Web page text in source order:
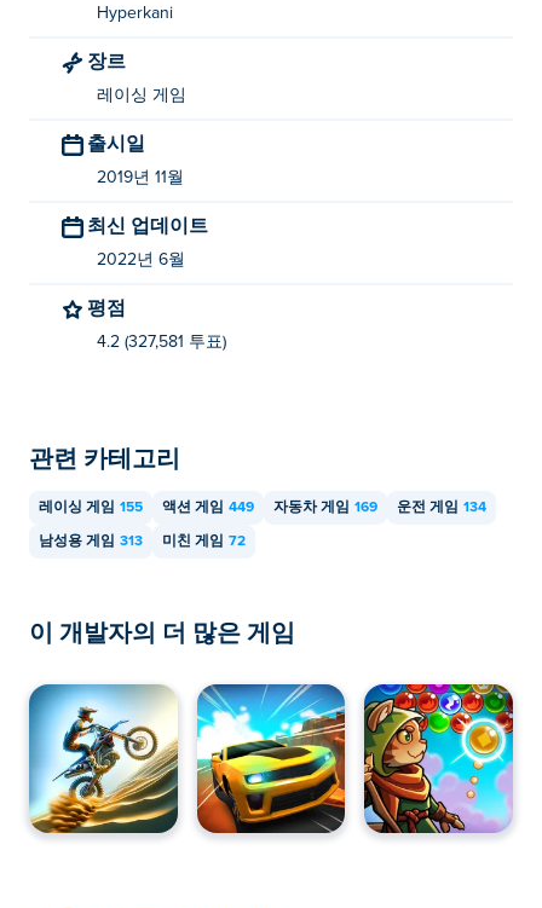
Hyperkani
장르
레이싱 게임
출시일
2019년 11월
최신 업데이트
2022년 6월
평점
4.2 (327,581 투표)
관련 카테고리
레이싱 게임 155 액션 게임 449 자동차 게임 169 운전 게임 134
남성용 게임 313 미친 게임 72
이 개발자의 더 많은 게임